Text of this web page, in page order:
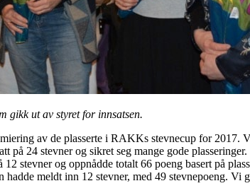
gikk ut av styret for innsatsen.
av de plasserte i RAKKs stevnecup for 2017.
på 24 stevner og sikret seg mange gode
stevner og oppnådde totalt 66 poeng basert på
meldt inn 12 stevner, med 49 stevnepoeng. Vi